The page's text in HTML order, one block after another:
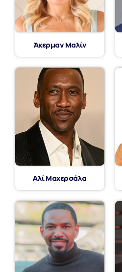
Άκερμαν Μαλίν
Αλί Μαχερσάλα